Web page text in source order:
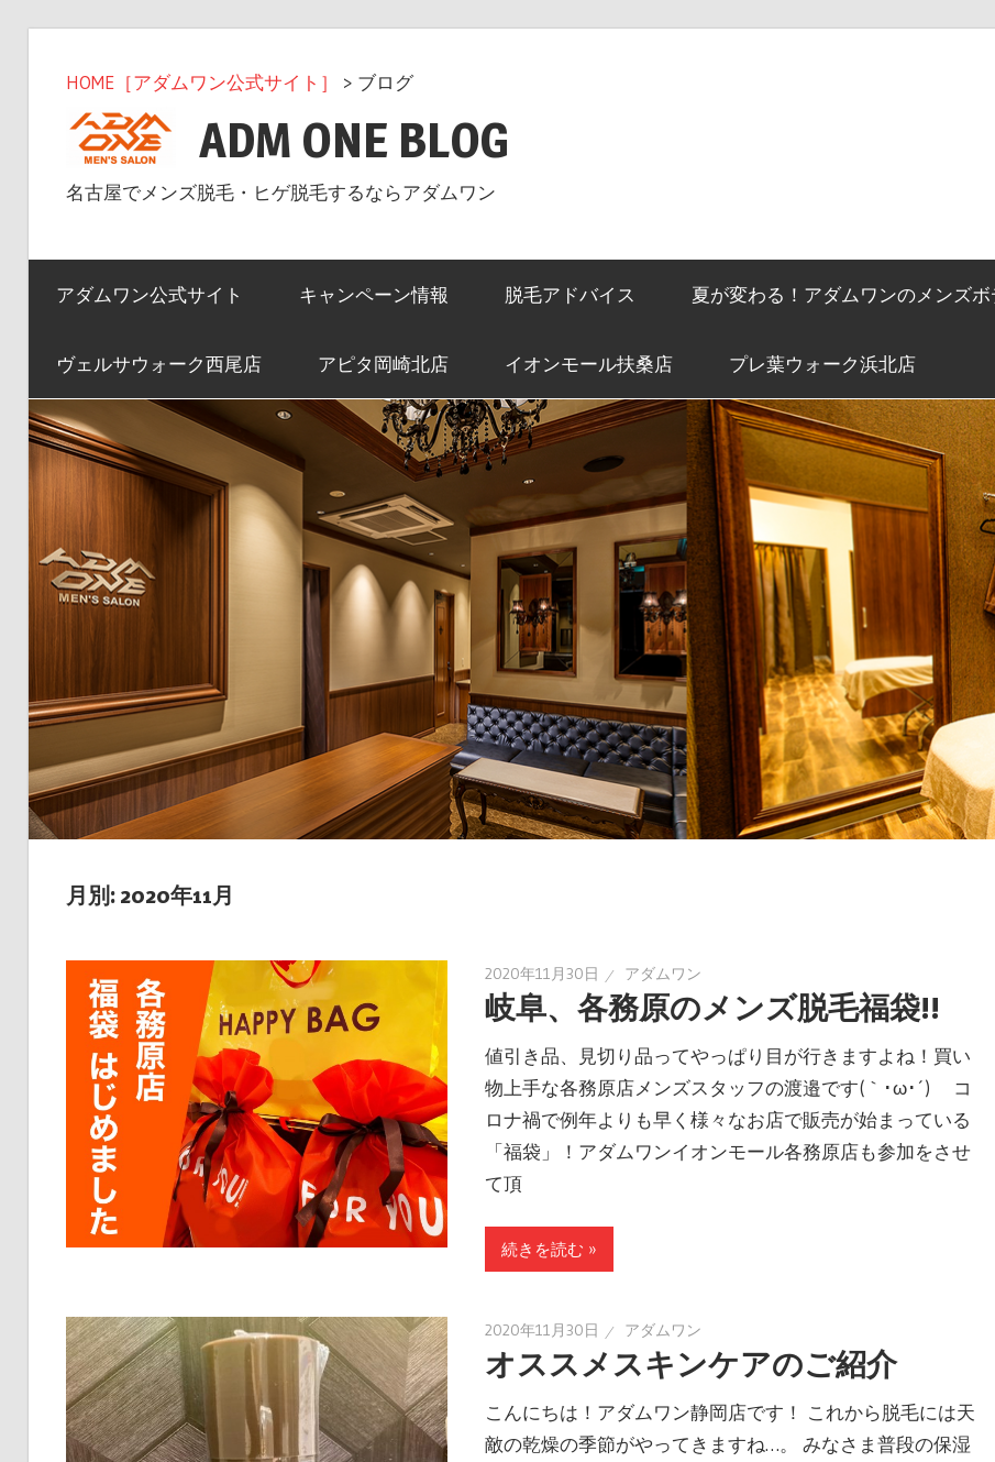
キ
HOME［アダムワン公式サイト］ > ブログ
ADM ONE BLOG
名古屋でメンズ脱毛・ヒゲ脱毛するならアダムワン
アダムワン公式サイト キャンペーン情報 脱毛アドバイス 夏が変わる！アダムワンのメンズ
ヴェルサウォーク西尾店 アピタ岡崎北店 イオンモール扶桑店 プレ葉ウォーク浜北店
月別: 2020年11月
2020年11月30日 アダムワン
岐阜、各務原のメンズ脱毛福袋!!
値引き品、見切り品ってやっぱり目が行きますよね！買い
物上手な各務原店メンズスタッフの渡邉です(｀･ω･´)ゞ コ
ロナ禍で例年よりも早く様々なお店で販売が始まっている
「福袋」！アダムワンイオンモール各務原店も参加をさせ
て頂
続きを読む »
2020年11月30日 アダムワン
オススメスキンケアのご紹介
こんにちは！アダムワン静岡店です！ これから脱毛には天
敵の乾燥の季節がやってきますね…。 みなさま普段の保湿